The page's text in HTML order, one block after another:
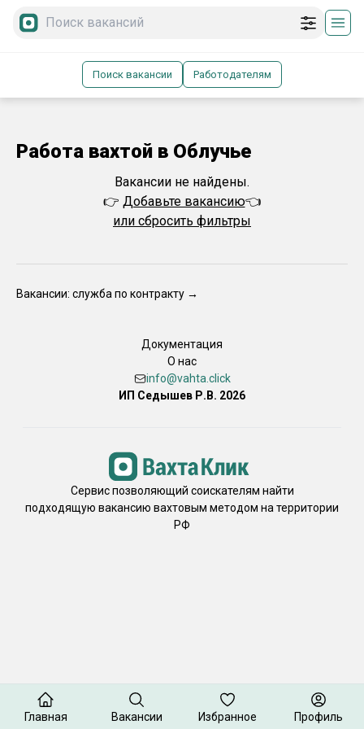
Поиск вакансии Работодателям
Работа вахтой в Облучье
Вакансии не найдены.
👉 Добавьте вакансию👈
или сбросить фильтры
Вакансии: служба по контракту →
Документация
О нас
info@vahta.click
ИП Седышев Р.В. 2026
Сервис позволяющий соискателям найти
подходящую вакансию вахтовым методом на территории
РФ
Главная Вакансии Избранное Профиль